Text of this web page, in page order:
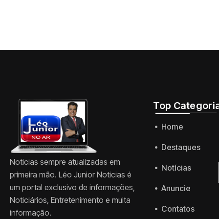
Noticias sempre atualizadas em
primeira mão. Léo Junior Noticias é
um portal exclusivo de informações,
Noticiários, Entretenimento e muita
informação.
Top
Home
Destaques
Notícias
Anuncie
Contatos